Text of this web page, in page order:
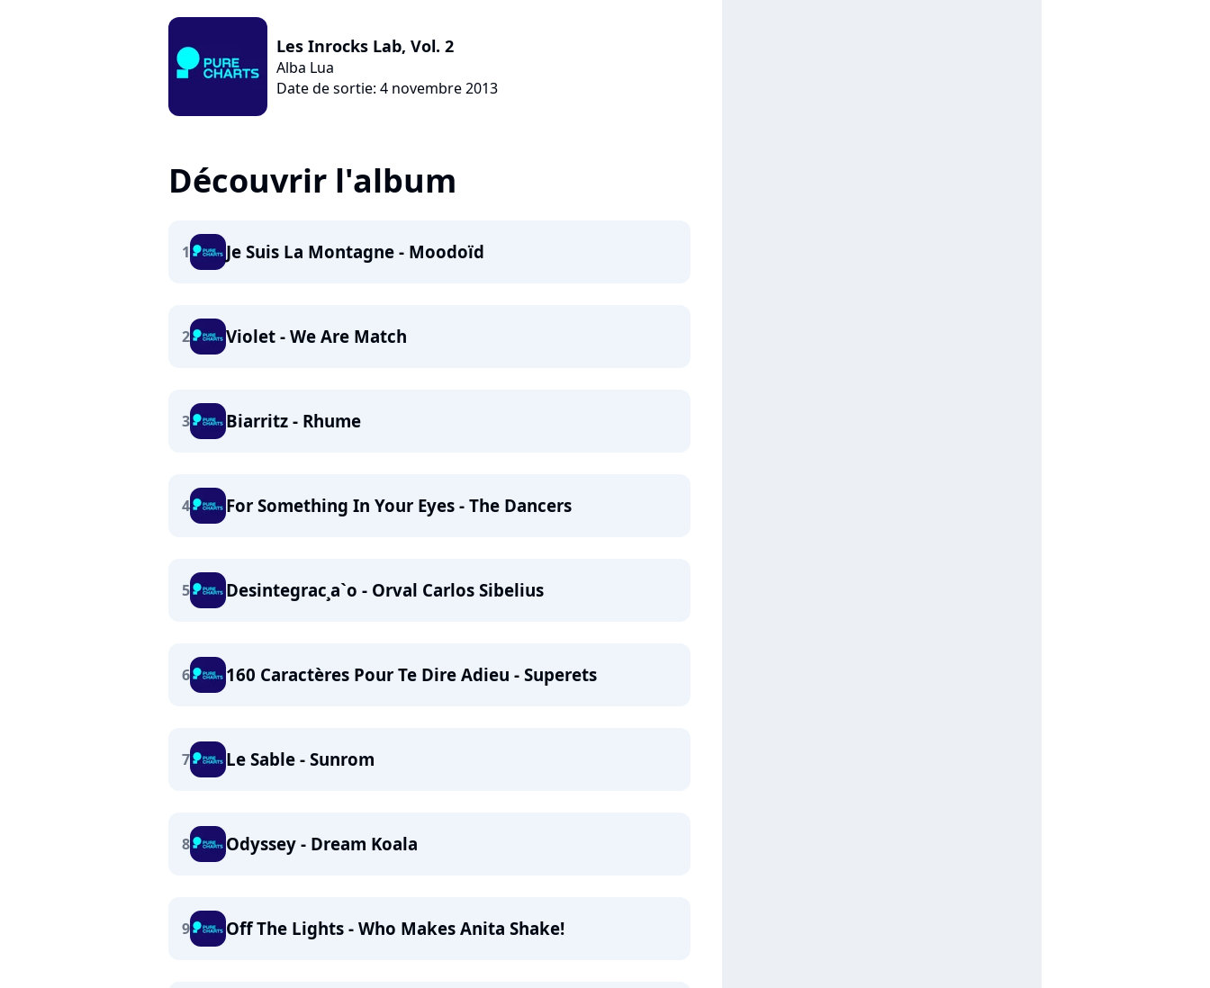
Les Inrocks Lab, Vol. 2
Alba Lua
Date de sortie: 4 novembre 2013
Découvrir l'album
1 Je Suis La Montagne - Moodoïd
2 Violet - We Are Match
3 Biarritz - Rhume
4 For Something In Your Eyes - The Dancers
5 Desintegrac¸a`o - Orval Carlos Sibelius
6 160 Caractères Pour Te Dire Adieu - Superets
7 Le Sable - Sunrom
8 Odyssey - Dream Koala
9 Off The Lights - Who Makes Anita Shake!